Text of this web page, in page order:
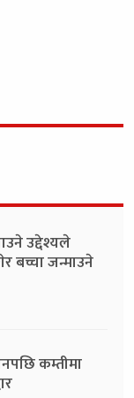
उद्देश्यले
बच्चा जन्माउने
कम्तीमा